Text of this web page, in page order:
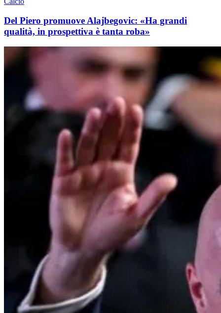
Del Piero promuove Alajbegovic: «Ha grandi
qualità, in prospettiva è tanta roba»